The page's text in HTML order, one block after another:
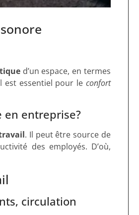
d’un espace, en termes
essentiel pour le confort
en entreprise?
. Il peut être source de
des employés. D’où,
circulation